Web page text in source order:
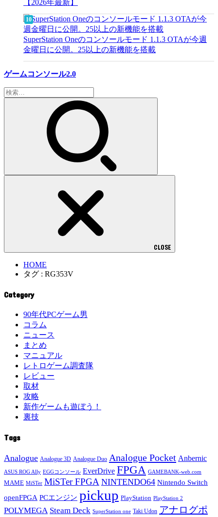
【2026年最新】
SuperStation Oneのコンソールモード 1.1.3 OTAが今週
金曜日に公開。25以上の新機能を搭載
ゲームコンソール2.0
検
索:
CLOSE
HOME
タグ : RG353V
Category
90年代PCゲーム男
コラム
ニュース
まとめ
マニュアル
レトロゲーム調査隊
レビュー
取材
攻略
新作ゲームも遊ぼう！
裏技
Tags
Analogue Analogue 3D Analogue Duo Analogue Pocket Anbernic
ASUS ROG Ally EGGコンソール EverDrive FPGA GAMEBANK-web.com
MAME MiSTer MiSTer FPGA NINTENDO64 Nintendo Switch
openFPGA PCエンジン pickup PlayStation PlayStation 2
POLYMEGA Steam Deck SuperStation one Taki Udon アナログポ